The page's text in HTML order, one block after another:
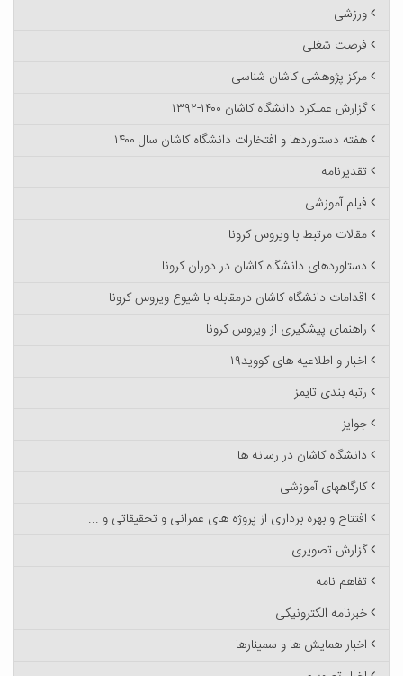
ورزشی
فرصت شغلی
مرکز پژوهشی کاشان شناسی
گزارش عملکرد دانشگاه کاشان ۱۴۰۰-۱۳۹۲
هفته دستاوردها و افتخارات دانشگاه کاشان سال ۱۴۰۰
تقدیرنامه
فیلم آموزشی
مقالات مرتبط با ویروس کرونا
دستاوردهای دانشگاه کاشان در دوران کرونا
اقدامات دانشگاه کاشان درمقابله با شیوع ویروس کرونا
راهنمای پیشگیری از ویروس کرونا
اخبار و اطلاعیه های کووید۱۹
رتبه بندی تایمز
جوایز
دانشگاه کاشان در رسانه ها
کارگاههای آموزشی
افتتاح و بهره برداری از پروژه های عمرانی و تحقیقاتی و ...
گزارش تصویری
تفاهم نامه
خبرنامه الکترونیکی
اخبار همایش ها و سمینارها